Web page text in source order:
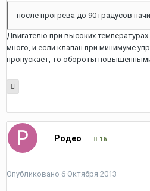
после прогрева до 90 градусов
Двигателю при высоких
много, и если клапан при минимуме
пропускает, то обороты
Родео 16
Опубликовано 6 Октября 2013